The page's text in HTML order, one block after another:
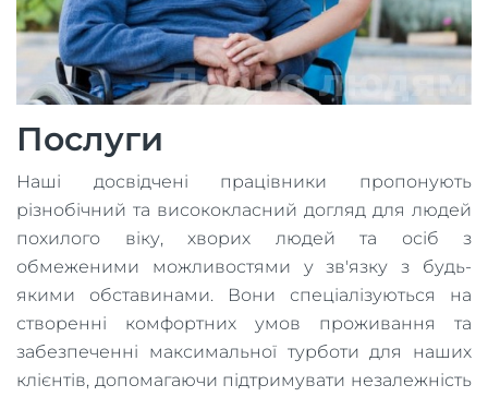
Послуги
Наші досвідчені працівники пропонують
різнобічний та висококласний догляд для людей
похилого віку, хворих людей та осіб з
обмеженими можливостями у зв'язку з будь-
якими обставинами. Вони спеціалізуються на
створенні комфортних умов проживання та
забезпеченні максимальної турботи для наших
клієнтів, допомагаючи підтримувати незалежність